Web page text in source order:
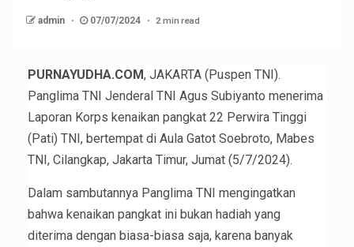
admin 07/07/2024 2 min read
PURNAYUDHA.COM, JAKARTA (Puspen TNI).
Panglima TNI Jenderal TNI Agus Subiyanto menerima
Laporan Korps kenaikan pangkat 22 Perwira Tinggi
(Pati) TNI, bertempat di Aula Gatot Soebroto, Mabes
TNI, Cilangkap, Jakarta Timur, Jumat (5/7/2024).
Dalam sambutannya Panglima TNI mengingatkan
bahwa kenaikan pangkat ini bukan hadiah yang
diterima dengan biasa-biasa saja, karena banyak